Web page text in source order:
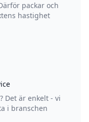
packar och
hastighet
Det är enkelt - vi
i branschen